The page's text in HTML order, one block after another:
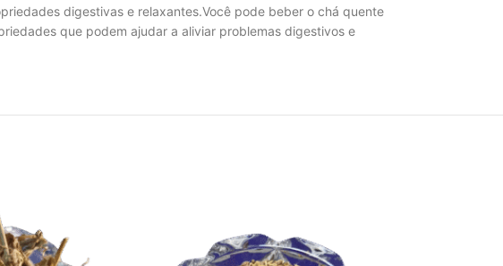
digestivas e relaxantes.Você pode beber o chá quente
que podem ajudar a aliviar problemas digestivos e